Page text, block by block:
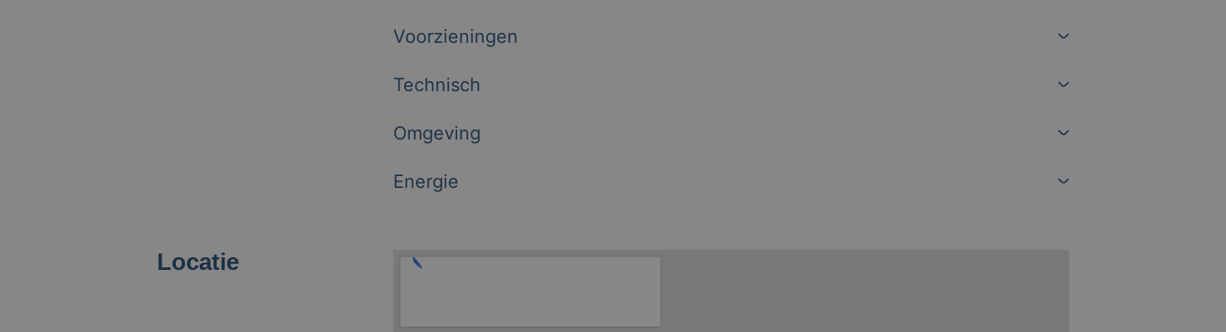
Voorzieningen
Technisch
Omgeving
Energie
Locatie